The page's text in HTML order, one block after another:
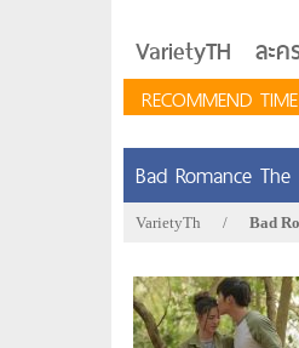
VarietyTH ละ
RECOMMEND TIME
Bad Romance The
VarietyTh / Bad